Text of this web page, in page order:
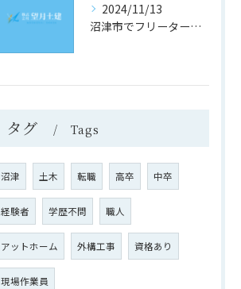
2024/11/13
沼津市でフリーター歓迎！理想の土木求人を見つけるための究極ガイド
タグ Tags
沼津 土木 転職 高卒 中卒
経験者 学歴不問 職人
アットホーム 外構工事 資格あり
現場作業員